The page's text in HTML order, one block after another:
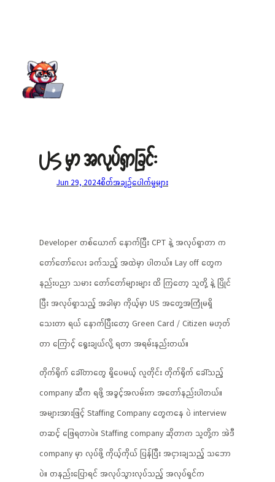
US မှာ အလုပ်ရှာခြင်း
Jun 29, 2024စိတ်အချဉ်ပေါက်မှုများ
Developer တစ်ယောက် နောက်ပြီး CPT နဲ့ အလုပ်ရှာတာ က
တော်တော်လေး ခက်သည့် အထဲမှာ ပါတယ်။ Lay off တွေက
နည်းပညာ သမား တော်တော်များများ ထိ ကြတော့ သူတို့ နဲ့ ပြိုင်
ပြီး အလုပ်ရှာသည့် အခါမှာ ကိုယ့်မှာ US အတွေ့အကြုံမရှိ
သေးတာ ရယ် နောက်ပြီးတော့ Green Card / Citizen မဟုတ်
တာ ကြောင့် ရွေးချယ်လို့ ရတာ အရမ်းနည်းတယ်။
တိုက်ရိုက် ခေါ်တာတွေ ရှိပေမယ့် လူတိုင်း တိုက်ရိုက် ခေါ်သည့်
company ဆီက ရဖို့ အခွင့်အလမ်းက အတော်နည်းပါတယ်။
အများအားဖြင့် Staffing Company တွေကနေ ပဲ interview
တဆင့် ဖြေရတာပဲ။ Staffing company ဆိုတာက သူတို့က အဲဒီ
company မှာ လုပ်ဖို့ ကိုယ့်ကိုယ် ပြန်ပြီး အငှားချသည့် သဘော
ပဲ။ တနည်းပြောရင် အလုပ်သွားလုပ်သည့် အလုပ်ရှင်က